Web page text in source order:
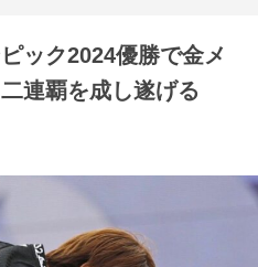
ック2024優勝で金メ
連覇を成し遂げる